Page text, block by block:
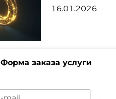
16.01.2026
Форма заказа услуги